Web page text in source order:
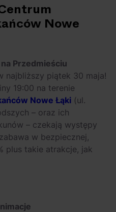
Odkryj wyjątkowe
miesiąc wakacji!
Nowe
Przedmieściu
najbliższy piątek 30 maja!
19:00 na terenie
Nowe Łąki (ul.
– oraz ich
– czekają występy
w bezpiecznej,
plus takie atrakcje, jak